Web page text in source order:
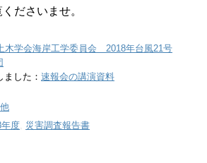
ださいませ。
木学会海岸工学委員会 2018年台風21号
した： 速報会の講演資料
度, 災害調査報告書